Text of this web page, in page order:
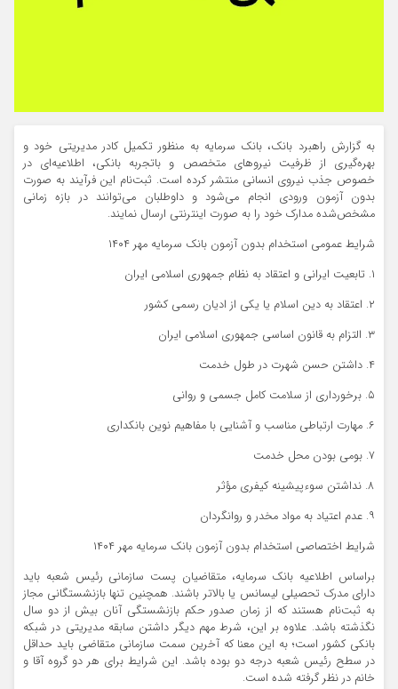
به گزارش راهبرد بانک، بانک سرمایه به منظور تکمیل کادر مدیریتی خود و
بهره‌گیری از ظرفیت نیروهای متخصص و باتجربه بانکی، اطلاعیه‌ای در
خصوص جذب نیروی انسانی منتشر کرده است. ثبت‌نام این فرآیند به صورت
بدون آزمون ورودی انجام می‌شود و داوطلبان می‌توانند در بازه زمانی
مشخص‌شده مدارک خود را به صورت اینترنتی ارسال نمایند.
شرایط عمومی استخدام بدون آزمون بانک سرمایه مهر ۱۴۰۴
۱. تابعیت ایرانی و اعتقاد به نظام جمهوری اسلامی ایران
۲. اعتقاد به دین اسلام یا یکی از ادیان رسمی کشور
۳. التزام به قانون اساسی جمهوری اسلامی ایران
۴. داشتن حسن شهرت در طول خدمت
۵. برخورداری از سلامت کامل جسمی و روانی
۶. مهارت ارتباطی مناسب و آشنایی با مفاهیم نوین بانکداری
۷. بومی بودن محل خدمت
۸. نداشتن سوءپیشینه کیفری مؤثر
۹. عدم اعتیاد به مواد مخدر و روانگردان
شرایط اختصاصی استخدام بدون آزمون بانک سرمایه مهر ۱۴۰۴
براساس اطلاعیه بانک سرمایه، متقاضیان پست سازمانی رئیس شعبه باید
دارای مدرک تحصیلی لیسانس یا بالاتر باشند. همچنین تنها بازنشستگانی مجاز
به ثبت‌نام هستند که از زمان صدور حکم بازنشستگی آنان بیش از دو سال
نگذشته باشد. علاوه بر این، شرط مهم دیگر داشتن سابقه مدیریتی در شبکه
بانکی کشور است؛ به این معنا که آخرین سمت سازمانی متقاضی باید حداقل
در سطح رئیس شعبه درجه دو بوده باشد. این شرایط برای هر دو گروه آقا و
خانم در نظر گرفته شده است.